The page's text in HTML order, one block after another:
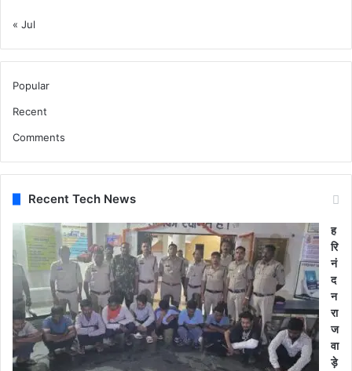
« Jul
Popular
Recent
Comments
Recent Tech News
ह
रि
नं
द
न
रा
ज
वा
ड़े